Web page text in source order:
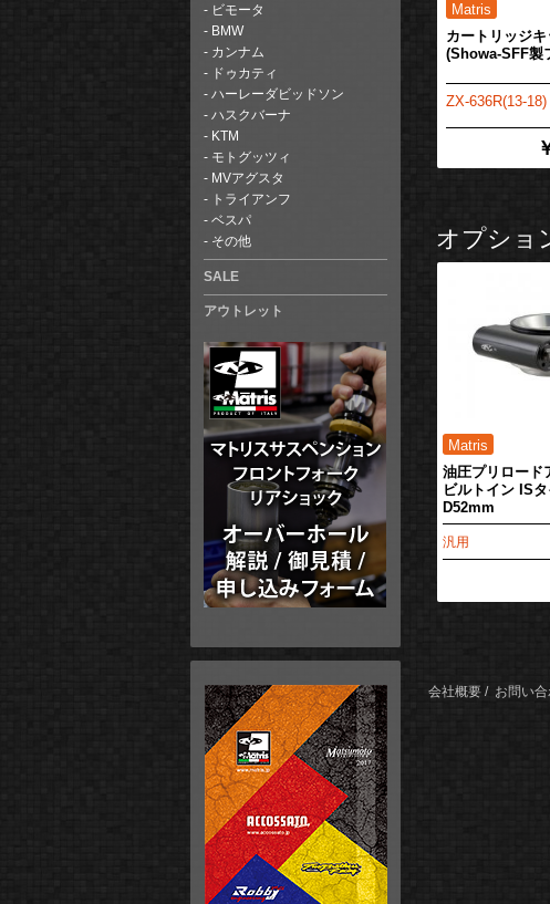
ビモータ
BMW
カンナム
ドゥカティ
ハーレーダビッドソン
ハスクバーナ
KTM
モトグッツィ
MVアグスタ
トライアンフ
ベスパ
その他
SALE
アウトレット
カートリッジ
(Showa-SFF製
ZX-636R(13-18)
オプショ
油圧プリロード
ビルトイン IS
D52mm
汎用
会社概要 お問い